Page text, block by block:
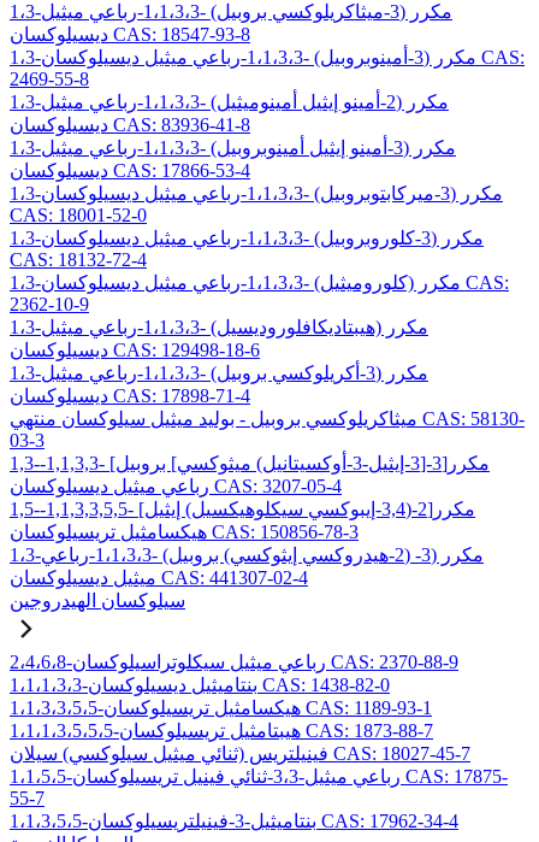
1،3-مكرر (3-ميثاكريلوكسي بروبيل) -1،1،3،3-رباعي ميثيل
ديسيلوكسان CAS: 18547-93-8
1،3-مكرر (3-أمينوبروبيل) -1،1،3،3-رباعي ميثيل ديسيلوكسان CAS:
2469-55-8
1،3-مكرر (2-أمينو إيثيل أمينوميثيل) -1،1،3،3-رباعي ميثيل
ديسيلوكسان CAS: 83936-41-8
1،3-مكرر (3-أمينو إيثيل أمينوبروبيل) -1،1،3،3-رباعي ميثيل
ديسيلوكسان CAS: 17866-53-4
1،3-مكرر (3-ميركابتوبروبيل) -1،1،3،3-رباعي ميثيل ديسيلوكسان
CAS: 18001-52-0
1،3-مكرر (3-كلوروبروبيل) -1،1،3،3-رباعي ميثيل ديسيلوكسان
CAS: 18132-72-4
1،3-مكرر (كلوروميثيل) -1،1،3،3-رباعي ميثيل ديسيلوكسان CAS:
2362-10-9
1،3-مكرر (هيبتاديكافلوروديسيل) -1،1،3،3-رباعي ميثيل
ديسيلوكسان CAS: 129498-18-6
1،3-مكرر (3-أكريلوكسي بروبيل) -1،1،3،3-رباعي ميثيل
ديسيلوكسان CAS: 17898-71-4
ميثاكريلوكسي بروبيل - بوليد ميثيل سيلوكسان منتهي CAS: 58130-
03-3
1,3-مكرر[3-[3-إيثيل-3-أوكسيتانيل) ميثوكسي] بروبيل] -1,1,3,3-
رباعي ميثيل ديسيلوكسان CAS: 3207-05-4
1,5-مكرر[2-(3,4-إيبوكسي سيكلوهيكسيل) إيثيل] -1,1,3,3,5,5-
هيكسامثيل تريسيلوكسان CAS: 150856-78-3
1،3-مكرر (3- (2-هيدروكسي إيثوكسي) بروبيل) -1،1،3،3-رباعي
ميثيل ديسيلوكسان CAS: 441307-02-4
سيلوكسان الهيدروجين
2،4،6،8-رباعي ميثيل سيكلوتراسيلوكسان CAS: 2370-88-9
1،1،1،3،3-بنتاميثيل ديسيلوكسان CAS: 1438-82-0
1،1،3،3،5،5-هيكسامثيل تريسيلوكسان CAS: 1189-93-1
1،1،1،3،5،5،5-هيبتامثيل تريسيلوكسان CAS: 1873-88-7
فينيلتريس (ثنائي ميثيل سيلوكسي) سيلان CAS: 18027-45-7
1،1،5،5-رباعي ميثيل-3،3-ثنائي فينيل تريسيلوكسان CAS: 17875-
55-7
1،1،3،5،5-بنتاميثيل-3-فينيلتريسيلوكسان CAS: 17962-34-4